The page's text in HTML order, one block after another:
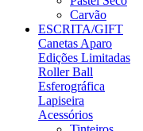
Carvão
ESCRITA/GIFT
Canetas Aparo
Edições Limitadas
Roller Ball
Esferográfica
Lapiseira
Acessórios